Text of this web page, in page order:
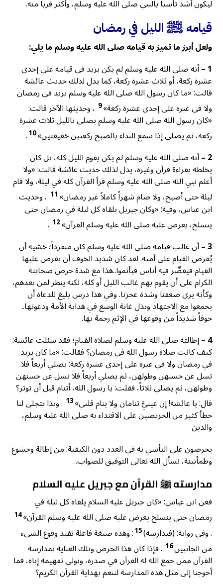
ليكون أشد تأسياً بالنبي صلى الله عليه وسلم، وأكثر قرباً منه.
قيامه ﷺ الليل في رمضان
ولعل أبرز ما تميز به قيامه صلى الله عليه وسلم ما يلي:
1 – أنه صلى الله عليه وسلم لم يكن يزيد في قيامه على إحدى
عشرة ركعة، أو ثلاث عشرة ركعة، كما يدل لذلك حديث عائشة
قالت: «ما كان رسول الله صلى الله عليه وسلم يزيد في رمضان
ولا في غيره على إحدى عشرة ركعة»9 ، وحديثها الآخر قالت:
«كان رسول الله صلى الله عليه وسلم يصلي بالليل ثلاث عشرة
ركعة، ثم يصلي إذا سمع النداء بالصبح ركعتين خفيفتين»10
.
2 – أنه صلى الله عليه وسلم لم يكن يقوم الليل كله، بل كان
يخلطه بقراءة قرآن وغيره، يدل لذلك حديث عائشة قالت: «ولا
أعلم نبي الله صلى الله عليه وسلم قرأ القرآن كله في ليلة، ولا قام
ليلة حتى أصبح، ولا صام شهراً كاملاً غير رمضان»11 ، وحديث
ابن عباس، وفيه: «وكان جبريل يلقاه كل ليلة في رمضان حتى
ينسلخ، يعرض عليه صلى الله عليه وسلم القرآن»12
.
3 – أن غالب قيامه صلى الله عليه وسلم كان منفرداً؛ خشية أن
يُفرض القيام على أمته. لقد كان شديد الخوف أن يفرض عليها
القيام فيقصِّر فيه أناس فيأثموا..هذا مع شدة حرص صحابته
الكرام على أن يقوم بهم غالب الليل أو كله، لكنه ينظر لمن بعدهم،
وكأنه يرى ضعفنا وشدة عجزنا. وفي هذا درس بليغ للدعاة أن
يجمعوا مع الاجتهاد وبذل غاية الوسع في هداية الأمة ودعوتها..
خوفاً شديداً من وقوعها في الإثم رحمة بها.
4 – إطالته صلى الله عليه وسلم لصلاة القيام؛ فقد سئلت عائشة:
كيف كانت صلاة رسول الله في رمضان؟ فقالت: «ما كان يزيد
في رمضان ولا في غيره على إحدى عشرة ركعة: يصلي أربعاً فلا
تسل عن حسنهن وطولهن، ثم يصلي أربعاً فلا تسل عن حسنهن
وطولهن، ثم يصلي ثلاثاً، فقلت: يا رسول الله، أتنام قبل أن توتر؟
قال: يا عائشة! إن عينيَّ تنامان ولا ينام قلبي»13 . وبذا يتجلى لنا
خطأ كثير من الحريصين على الاقتداء به صلى الله عليه وسلم،
والذين
يحرصون على التأسي به في العدد دون الكيفية: من إطالة وخشوع
وطمأنينة، نسأل الله تعالى التوفيق للصواب.
مدارسته ﷺ القرآن مع جبريل عليه السلام
فعن ابن عباس: «كان جبريل عليه السلام يلقاه كل ليلة في
رمضان حتى ينسلخ يعرض عليه صلى الله عليه وسلم القرآن»14
. وفي رواية: (فيدارسه)15: وهذه صيغة فاعلة تفيد وقوع الشيء
من الجانبين16 . فإذا كان هذا الحرص وتلك العناية بمدارسة
القرآن ممن جمع الله له القرآن في صدره، وتولى تفهيمه إياه، فما
أحوجنا إلى مثل هذه المدارسة لننعم بهداية القرآن الكريم؟